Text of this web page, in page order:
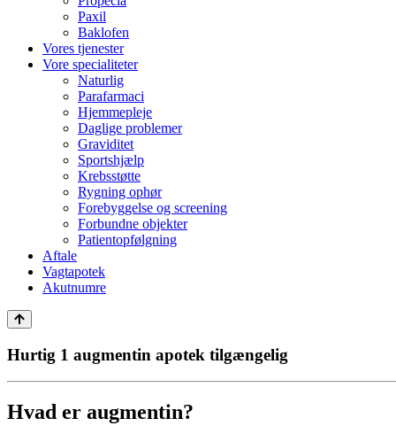
Paxil
Baklofen
Vores tjenester
Vore specialiteter
Naturlig
Parafarmaci
Hjemmepleje
Daglige problemer
Graviditet
Sportshjælp
Krebsstøtte
Rygning ophør
Forebyggelse og screening
Forbundne objekter
Patientopfølgning
Aftale
Vagtapotek
Akutnumre
Hurtig 1 augmentin apotek tilgængelig
Hvad er augmentin?